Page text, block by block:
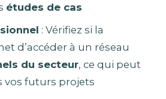
études de cas
: Vérifiez si la
d’accéder à un réseau
du secteur, ce qui peut
vos futurs projets